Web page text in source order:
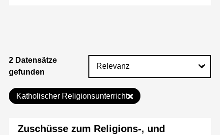
2 Datensätze
gefunden
Katholischer Religionsunterricht
Zuschüsse zum Religions-, und